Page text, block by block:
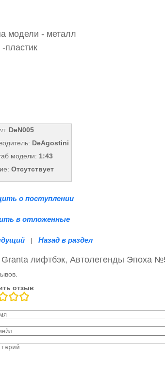
модели - металл
-пластик
DeN005
DeAgostini
модели: 1:43
Отсутствует
о поступлении
в отложенные
| Назад в раздел
Granta лифтбэк, Автолегенды Эпоха
отзыв